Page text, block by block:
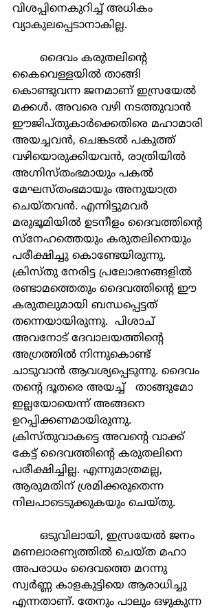
വിശപ്പിനെകുറിച്ച് അധികം
വ്യാകുലപ്പെടാനാകില്ല.
കൈവെള്ളയില്‍ താങ്ങി
കൊണ്ടുവന്ന ജനമാണ് ഇസ്രയേല്‍
മക്കള്‍. അവരെ വഴി നടത്തുവാന്‍
ഈജിപ്തുകാര്‍ക്കെതിരെ മഹാമാരി
അയച്ചവന്‍, ചെങ്കടല്‍ പകുത്ത്
വഴിയൊരുക്കിയവന്‍, രാത്രിയില്‍
അഗ്നിസ്തംഭമായും പകല്‍
മേഘസ്തംഭമായും അനുയാത്ര
ചെയ്തവന്‍. എന്നിട്ടുമവര്‍
മരുഭൂമിയില്‍ ഉടനീളം ദൈവത്തിന്‍റെ
സ്നേഹത്തെയും കരുതലിനെയും
പരീക്ഷിച്ചു കൊണ്ടേയിരുന്നു.
ക്രിസ്തു നേരിട്ട പ്രലോഭനങ്ങളില്‍
രണ്ടാമത്തെതും ദൈവത്തിന്‍റെ ഈ
കരുതലുമായി ബന്ധപ്പെട്ടത്
തന്നെയായിരുന്നു.  പിശാച്
അവനോട് ദേവാലയത്തിന്‍റെ
അഗ്രത്തില്‍ നിന്നുകൊണ്ട്
ചാടുവാന്‍ ആവശ്യപ്പെടുന്നു. ദൈവം
തന്‍റെ ദൂതരെ അയച്ച്   താങ്ങുമോ
ഇല്ലയോയെന്ന് അങ്ങനെ
ഉറപ്പിക്കണമായിരുന്നു.
ക്രിസ്തുവാകട്ടെ അവന്‍റെ വാക്ക്
കേട്ട് ദൈവത്തിന്‍റെ കരുതലിനെ
പരീക്ഷിച്ചില്ല. എന്നുമാത്രമല്ല,
ആരുമതിന് ശ്രമിക്കരുതെന്ന
നിലപാടെടുക്കുകയും ചെയ്തു.
മണലാരണ്യത്തില്‍ ചെയ്ത മഹാ
അപരാധം ദൈവത്തെ മറന്നു
സ്വര്‍ണ്ണ കാളകുട്ടിയെ ആരാധിച്ചു
എന്നതാണ്. തേനും പാലും ഒഴുകുന്ന